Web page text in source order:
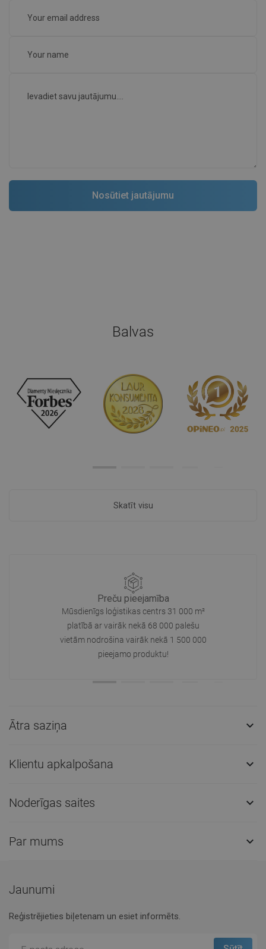
Balvas
Skatīt visu
Preču pieejamība
Mūsdienīgs loģistikas centrs 31 000 m²
platībā ar vairāk nekā 68 000 palešu
vietām nodrošina vairāk nekā 1 500 000
pieejamo produktu!
Ātra saziņa 
Klientu apkalpošana 
Noderīgas saites 
Par mums 
Jaunumi
Reģistrējieties biļetenam un esiet informēts.